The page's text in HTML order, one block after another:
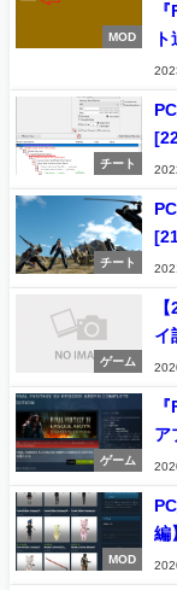
MOD
チート
チート
ゲーム
イ
ゲーム
ア
MOD
編